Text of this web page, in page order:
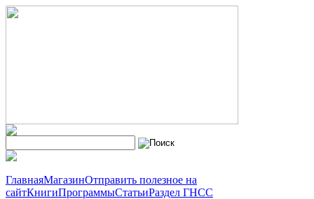
ГлавнаяМагазинОтправить полезное на
сайтКнигиПрограммыСтатьиРаздел ГНСС